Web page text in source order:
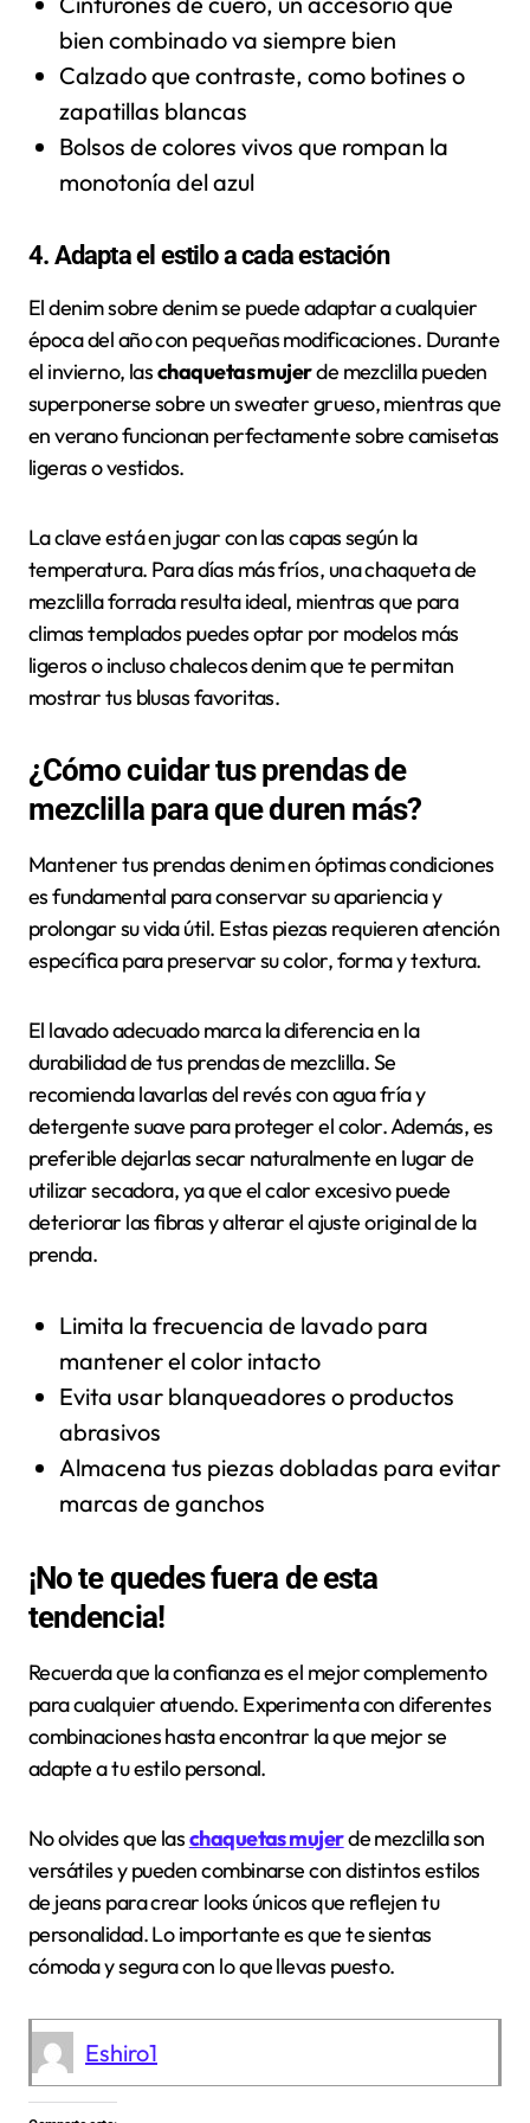
bien combinado va siempre bien
Calzado que contraste, como botines o
zapatillas blancas
Bolsos de colores vivos que rompan la
monotonía del azul
4. Adapta el estilo a cada estación
El denim sobre denim se puede adaptar a cualquier
época del año con pequeñas modificaciones. Durante
el invierno, laschaquetas mujerde mezclilla pueden
superponerse sobre un sweater grueso, mientras que
en verano funcionan perfectamente sobre camisetas
ligeras o vestidos.
La clave está en jugar con las capas según la
temperatura. Para días más fríos, una chaqueta de
mezclilla forrada resulta ideal, mientras que para
climas templados puedes optar por modelos más
ligeros o incluso chalecos denim que te permitan
mostrar tus blusas favoritas.
¿Cómo cuidar tus prendas de
mezclilla para que duren más?
Mantener tus prendas denim en óptimas condiciones
es fundamental para conservar su apariencia y
prolongar su vida útil. Estas piezas requieren atención
específica para preservar su color, forma y textura.
El lavado adecuado marca la diferencia en la
durabilidad de tus prendas de mezclilla. Se
recomienda lavarlas del revés con agua fría y
detergente suave para proteger el color. Además, es
preferible dejarlas secar naturalmente en lugar de
utilizar secadora, ya que el calor excesivo puede
deteriorar las fibras y alterar el ajuste original de la
prenda.
Limita la frecuencia de lavado para
mantener el color intacto
Evita usar blanqueadores o productos
abrasivos
Almacena tus piezas dobladas para evitar
marcas de ganchos
¡No te quedes fuera de esta
tendencia!
Recuerda que la confianza es el mejor complemento
para cualquier atuendo. Experimenta con diferentes
combinaciones hasta encontrar la que mejor se
adapte a tu estilo personal.
No olvides que laschaquetas mujerde mezclilla son
versátiles y pueden combinarse con distintos estilos
de jeans para crear looks únicos que reflejen tu
personalidad. Lo importante es que te sientas
cómoda y segura con lo que llevas puesto.
Eshiro1